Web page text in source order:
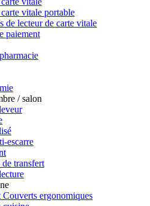
vitale portable
de lecteur de carte vitale
paiement
/ salon
escarre
transfert
Couverts ergonomiques